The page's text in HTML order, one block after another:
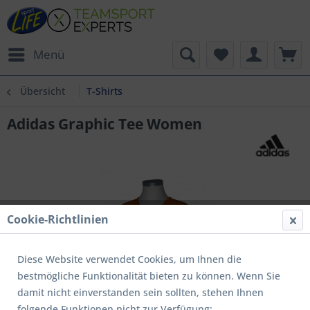
Menü
Übersicht T-Shirts
Adidas Graphic Tee Women
Cookie-Richtlinien
Diese Website verwendet Cookies, um Ihnen die
bestmögliche Funktionalität bieten zu können. Wenn Sie
damit nicht einverstanden sein sollten, stehen Ihnen